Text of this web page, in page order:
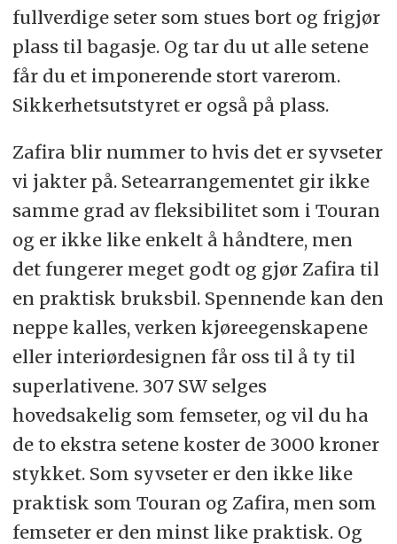
fullverdige seter som stues bort og frigjør
plass til bagasje. Og tar du ut alle setene
får du et imponerende stort varerom.
Sikkerhetsutstyret er også på plass.
Zafira blir nummer to hvis det er syvseter
vi jakter på. Setearrangementet gir ikke
samme grad av fleksibilitet som i Touran
og er ikke like enkelt å håndtere, men
det fungerer meget godt og gjør Zafira til
en praktisk bruksbil. Spennende kan den
neppe kalles, verken kjøreegenskapene
eller interiørdesignen får oss til å ty til
superlativene. 307 SW selges
hovedsakelig som femseter, og vil du ha
de to ekstra setene koster de 3000 kroner
stykket. Som syvseter er den ikke like
praktisk som Touran og Zafira, men som
femseter er den minst like praktisk. Og